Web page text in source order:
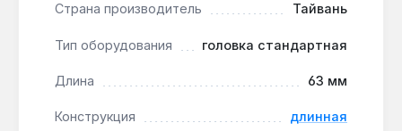
выдерживает крутящие моменты до 50 Н·м
деформации.
Совместимость с инструментом 3/8":
большинства ручных воротков, трещоток и
Страна производитель Тайвань
Тип оборудования головка стандартная
Длина 63 мм
Конструкция длинная